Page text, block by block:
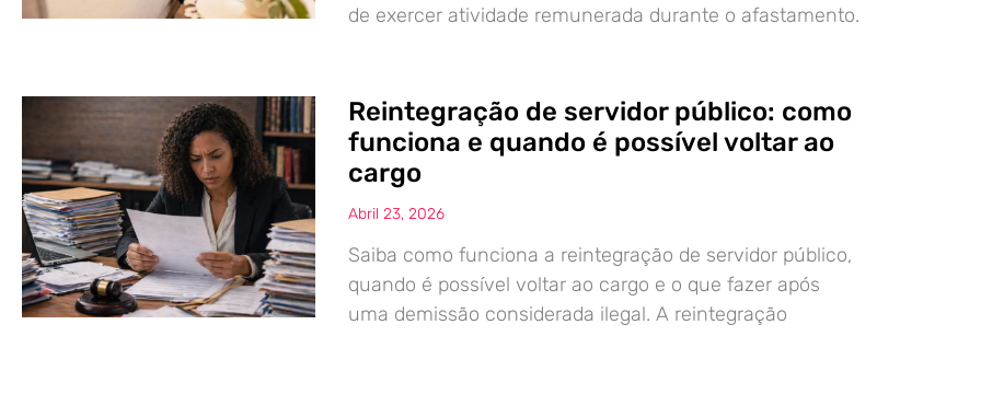
de exercer atividade remunerada durante o afastamento.
Reintegração de servidor público: como
funciona e quando é possível voltar ao
cargo
Abril 23, 2026
Saiba como funciona a reintegração de servidor público,
quando é possível voltar ao cargo e o que fazer após
uma demissão considerada ilegal. A reintegração